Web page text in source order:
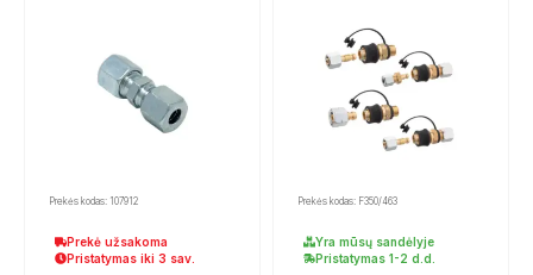
Prekės kodas: 107912
Prekė užsakoma
Pristatymas iki 3 sav.
Prekės kodas: F350/463
Yra mūsų sandėlyje
Pristatymas 1-2 d.d.